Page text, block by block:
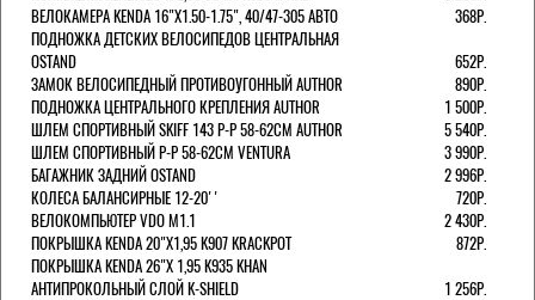
ВЕЛОКАМЕРА KENDA 16"Х1.50-1.75", 40/47-305 АВТО
368Р.
ПОДНОЖКА ДЕТСКИХ ВЕЛОСИПЕДОВ ЦЕНТРАЛЬНАЯ
OSTAND
652Р.
ЗАМОК ВЕЛОСИПЕДНЫЙ ПРОТИВОУГОННЫЙ AUTHOR
890Р.
ПОДНОЖКА ЦЕНТРАЛЬНОГО КРЕПЛЕНИЯ AUTHOR
1 500Р.
ШЛЕМ СПОРТИВНЫЙ SKIFF 143 Р-Р 58-62СМ AUTHOR
5 540Р.
ШЛЕМ СПОРТИВНЫЙ Р-Р 58-62СМ VENTURA
3 990Р.
БАГАЖНИК ЗАДНИЙ OSTAND
2 996Р.
КОЛЕСА БАЛАНСИРНЫЕ 12-20''
720Р.
ВЕЛОКОМПЬЮТЕР VDO M1.1
2 430Р.
ПОКРЫШКА KENDA 20"Х1,95 K907 KRACKPOT
872Р.
ПОКРЫШКА KENDA 26"Х 1,95 K935 KHAN
АНТИПРОКОЛЬНЫЙ СЛОЙ K-SHIELD
1 256Р.